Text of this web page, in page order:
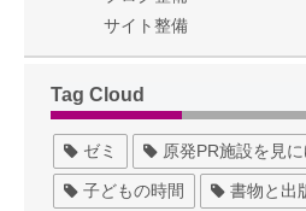
サイト整備
Tag Cloud
ゼミ 原発PR施設を見に
子どもの時間 書物と出